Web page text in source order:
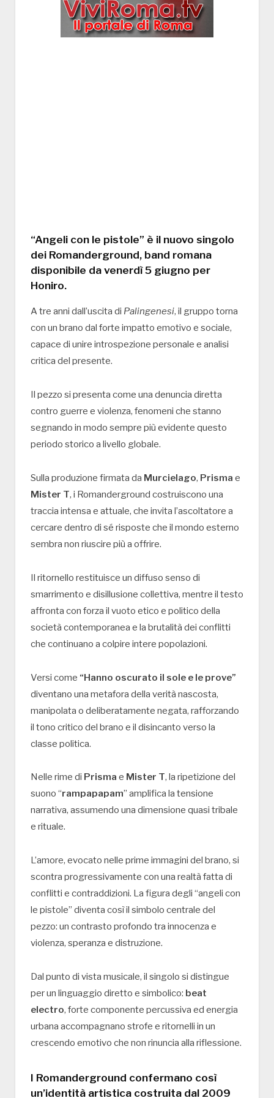
“Angeli con le pistole” è il nuovo singolo
dei Romanderground, band romana
disponibile davenerdì 5 giugno per
Honiro.
A tre anni dall’uscita di Palingenesi, il gruppo torna
con un brano dal forte impatto emotivo e sociale,
capace di unire introspezione personale e analisi
critica del presente.
Il pezzo si presenta come una denuncia diretta
contro guerre e violenza, fenomeni che stanno
segnando in modo sempre più evidente questo
periodo storico a livello globale.
Sulla produzione firmata da Murcielago, Prisma e
Mister T, i Romanderground costruiscono una
traccia intensa e attuale, che invita l’ascoltatore a
cercare dentro di sé risposte che il mondo esterno
sembra non riuscire più a offrire.
Il ritornello restituisce un diffuso senso di
smarrimento e disillusione collettiva, mentre il testo
affronta con forza il vuoto etico e politico della
società contemporanea e la brutalità dei conflitti
che continuano a colpire intere popolazioni.
Versi come “Hanno oscurato il sole e le prove”
diventano una metafora della verità nascosta,
manipolata o deliberatamente negata, rafforzando
il tono critico del brano e il disincanto verso la
classe politica.
Nelle rime di Prisma e Mister T, la ripetizione del
suono “rampapapam” amplifica la tensione
narrativa, assumendo una dimensione quasi tribale
e rituale.
L’amore, evocato nelle prime immagini del brano, si
scontra progressivamente con una realtà fatta di
conflitti e contraddizioni. La figura degli “angeli con
le pistole” diventa così il simbolo centrale del
pezzo: un contrasto profondo tra innocenza e
violenza, speranza e distruzione.
Dal punto di vista musicale, il singolo si distingue
per un linguaggio diretto e simbolico: beat
electro, forte componente percussiva ed energia
urbana accompagnano strofe e ritornelli in un
crescendo emotivo che non rinuncia alla riflessione.
I Romanderground confermano così
un’identità artistica costruita dal 2009